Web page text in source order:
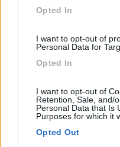
Opted In
I want to opt-out of
Personal Data for
Opted In
I want to opt-out of
Retention, Sale, and/
Personal Data that Is
Purposes for which it
Opted Out
spiagg...
Archaia Epidauros - 103.9km